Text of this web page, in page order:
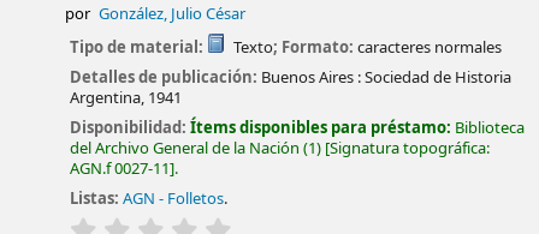
por González, Julio César
Tipo de material: Texto; Formato: caracteres normales
Detalles de publicación: Buenos Aires :Sociedad de Historia
Argentina, 1941
Disponibilidad:Ítems disponibles para préstamo: Biblioteca
del Archivo General de la Nación (1) Signatura topográfica:
AGN.f 0027-11 .
Listas: AGN - Folletos.
valoración